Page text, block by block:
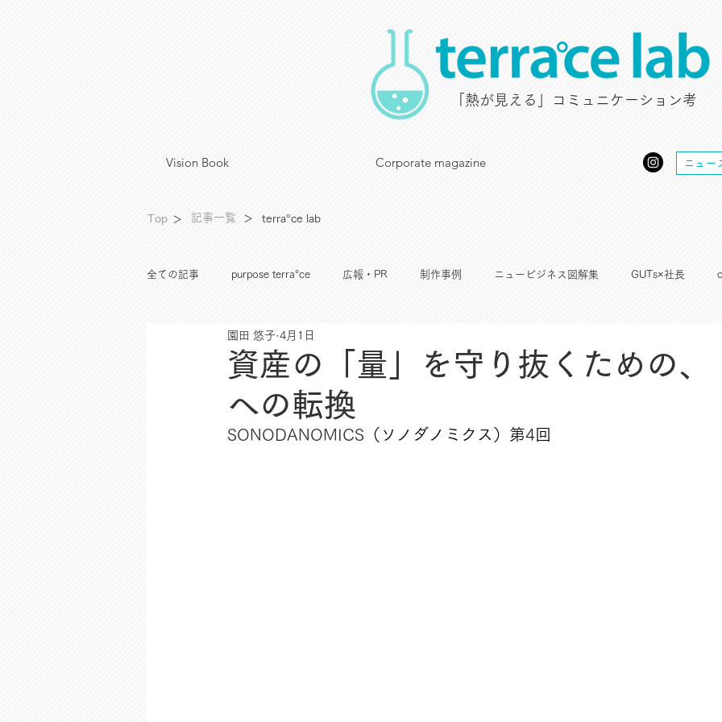
​「熱が見える」コミュニケーション考
Vision Book Corporate magazine ニュー
Top ＞ 記事一覧 ＞ terra°ce lab
全ての記事 purpose terra°ce 広報・PR 制作事例 ニュービジネス図解集 GUTs×社長
資産の「量」を守り抜くための、
への転換
園田 悠子 4月1日
SONODANOMICS （ソノダノミクス）第4 回